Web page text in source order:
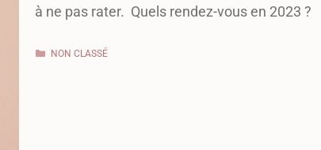
à ne pas rater. Quels rendez-vous en 2023 ?
NON CLASSÉ